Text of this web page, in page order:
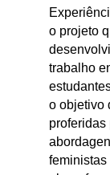
o projeto
trabalho
o objetivo
feministas